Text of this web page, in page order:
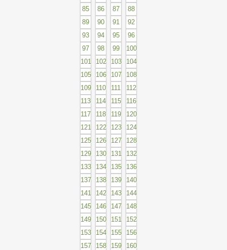
85
86 87
88
89
90 91
92
93
94 95
96
97
98 99
100
101
102 103
104
105
106 107
108
109
110 111
112
113
114 115
116
117
118 119
120
121
122 123
124
125
126 127
128
129
130 131
132
133
134 135
136
137
138 139
140
141
142 143
144
145
146 147
148
149
150 151
152
153
154 155
156
157
158 159
160